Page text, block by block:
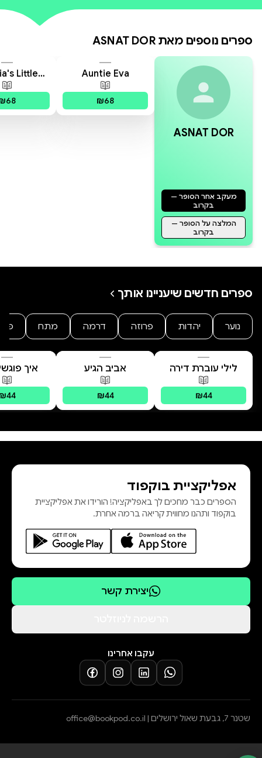
Emma Gets a Chance
Oliver’s Birthday Puzzle
Twinkle is Not Bored Any More
Ron’s Mysterious Monster
ספרים נוספים מאת ASNAT DOR
ASNAT DOR
מעקב אחר הסופר —
בקרוב
המלצה על הסופר —
בקרוב
Auntie Eva
פורמטים זמינים: מודפס
₪68
Little
ספרים חדשים שיעניינו אותך
נוער יהדות פרוזה דרמה מתח
לילי עוברת דירה
פורמטים זמינים: מודפס
₪44
אביב הגיע
פורמטים זמינים: מודפס
₪44
איך
אפליקציית בוקפוד
הספרים כבר מחכים לך באפליקציה! הורידו את אפליקציית
בוקפוד ותהנו מחווית קריאה ברמה אחרת.
יצירת קשר
עקבו אחרינו
שטנר 7, גבעת שאול ירושלים | office@bookpod.co.il